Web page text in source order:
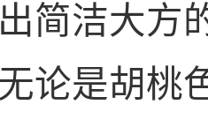
简洁大方
论是胡桃